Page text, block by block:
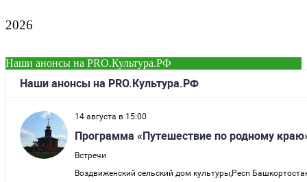
2026
Наши анонсы на PRO.Культура.РФ